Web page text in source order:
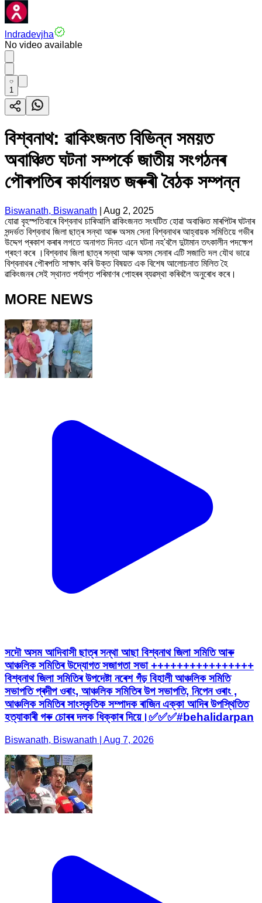
lndradevjha
No video available
1
বিশ্বনাথ: ৱাকিংজনত বিভিন্ন সময়ত
অবাঞ্চিত ঘটনা সম্পৰ্কে জাতীয় সংগঠনৰ
পৌৰপতিৰ কাৰ্যালয়ত জৰুৰী বৈঠক সম্পন্ন
Biswanath, Biswanath
Aug 2, 2025
যোৱা বৃহস্পতিবাৰে বিশ্বনাথ চাৰিআলি ৱাকিংজনত সংঘটিত হোৱা অবাঞ্চিত মাৰপিটৰ ঘটনাৰ
সন্দৰ্ভত বিশ্বনাথ জিলা ছাত্ৰ সন্থা আৰু অসম সেনা বিশ্বনাথৰ আহ্বায়ক সমিতিয়ে গভীৰ
উদ্দেগ প্ৰকাশ কৰাৰ লগতে অনাগত দিনত এনে ঘটনা নহ'বলৈ দুটামান তৎকালীন পদক্ষেপ
গ্ৰহণ কৰে ।বিশ্বনাথ জিলা ছাত্ৰ সন্থা আৰু অসম সেনাৰ এটি সজাতি দল যৌথ ভাৱে
বিশ্বনাথৰ পৌৰপতি সাক্ষাৎ কৰি উক্ত বিষয়ত এক বিশেষ আলোচনাত মিলিত হৈ
ৱাকিংজনৰ সেই স্থানত পৰ্যাপ্ত পৰিমাণৰ পোহৰৰ ব্যৱস্থা কৰিবলৈ অনুৰোধ কৰে।
MORE NEWS
সদৌ অসম আদিবাসী ছাত্ৰ সন্থা আছা বিশ্বনাথ জিলা সমিতি আৰু
আঞ্চলিক সমিতিৰ উদ্যোগত সজাগতা সভা ++++++++++++++++
বিশ্বনাথ জিলা সমিতিৰ উপদেষ্টা নৰেশ গঁড় বিহালী আঞ্চলিক সমিতি
সভাপতি প্ৰদীপ ওৰাং, আঞ্চলিক সমিতিৰ উপ সভাপতি, নিপেন ওৰাং ,
আঞ্চলিক সমিতিৰ সাংস্কৃতিক সম্পাদক ৰাজিন এক্কা আদিৰ উপস্থিতিত
হত্যাকাৰী গৰু চোৰৰ দলক ধিক্কাৰ দিয়ে।✅✅✅#behalidarpan
Biswanath, Biswanath | Aug 7, 2026